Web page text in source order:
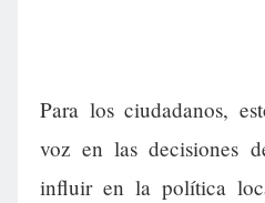
Para los ciudadanos,
voz en las decisiones
influir en la política